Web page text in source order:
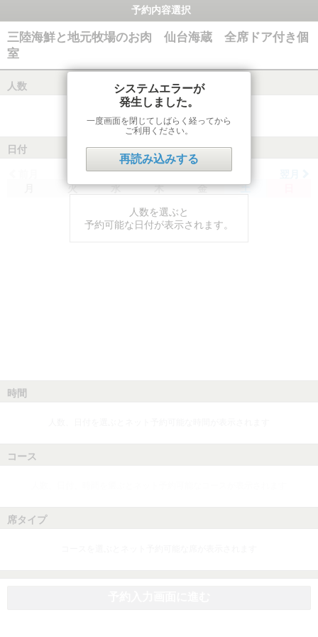
予約内容選択
三陸海鮮と地元牧場のお肉 仙台海蔵 全席ドア付き個
室
人数
日付
火 水 木 金 土
人数を選ぶと
予約可能な日付が表示されます。
時間
コース
席タイプ
システムエラーが
発生しました。
一度画面を閉じてしばらく経ってから
ご利用ください。
再読み込みする